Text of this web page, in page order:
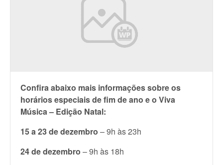
Confira abaixo mais informações sobre os
horários especiais de fim de ano e o Viva
Música – Edição Natal:
15 a 23 de dezembro – 9h às 23h
24 de dezembro – 9h às 18h